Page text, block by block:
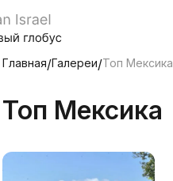
Главная/Галереи/Топ Мексика
Топ Мексика